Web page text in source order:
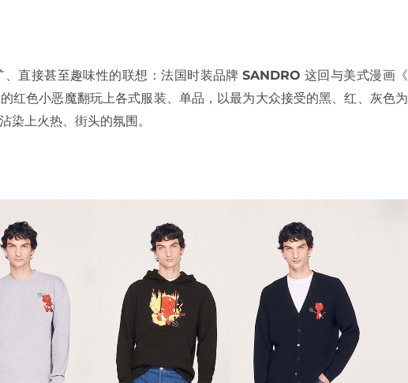
直接甚至趣味性的联想：法国时装品牌SANDRO 这回与美式漫画《
红色小恶魔翻玩上各式服装、单品，以最为大众接受的黑、红、灰色为
染上火热、街头的氛围。